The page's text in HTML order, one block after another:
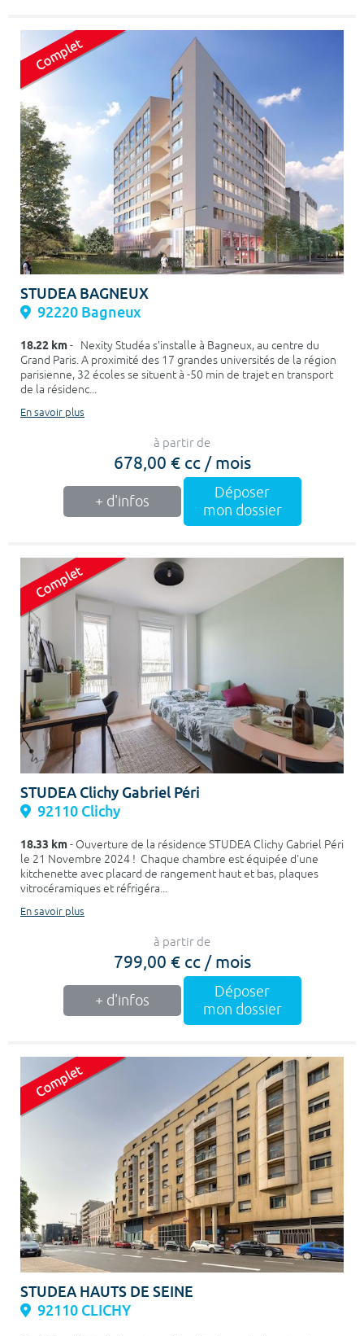
STUDEA BAGNEUX
92220 Bagneux
18.22 km- Nexity Studéa s’installe à Bagneux, au centre du
Grand Paris. A proximité des 17 grandes universités de la région
parisienne, 32 écoles se situent à -50 min de trajet en transport
de la résidenc...
En savoir plus
à partir de
678,00 € cc / mois
+ d'infos
Déposer
mon dossier
STUDEA Clichy Gabriel Péri
92110 Clichy
18.33 km- Ouverture de la résidence STUDEA Clichy Gabriel Péri
le 21 Novembre 2024 ! Chaque chambre est équipée d'une
kitchenette avec placard de rangement haut et bas, plaques
vitrocéramiques et réfrigéra...
En savoir plus
à partir de
799,00 € cc / mois
+ d'infos
Déposer
mon dossier
STUDEA HAUTS DE SEINE
92110 CLICHY